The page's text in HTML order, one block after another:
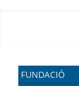
FUNDACIÓ